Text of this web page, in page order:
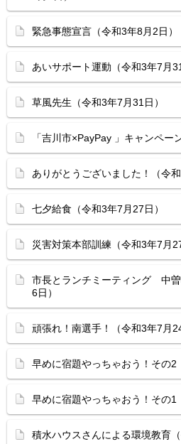
緊急事態宣言（令和3年8月2日）
あいサポート運動（令和3年7月31
草風先生（令和3年7月31日）
「吉川市×PayPay 」キャンペー
ありがとうございました！（令和
七夕給食（令和3年7月27日）
災害対策本部訓練（令和3年7月27
市長とランチミーティング 中
6日）
頑張れ！南選手！（令和3年7月24
早めに宿題やっちゃおう！その2
早めに宿題やっちゃおう！その1
積水ハウスさんによる環境教育